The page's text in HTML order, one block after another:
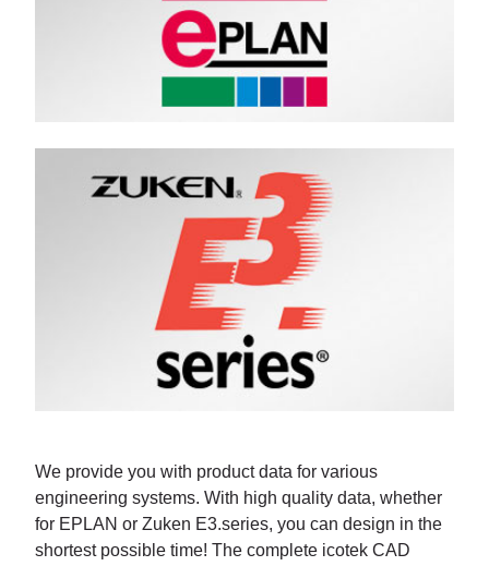
We provide you with product data for various
engineering systems. With high quality data, whether
for EPLAN or Zuken E3.series, you can design in the
shortest possible time! The complete icotek CAD